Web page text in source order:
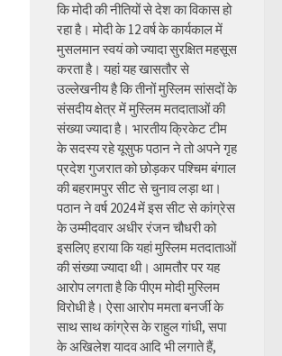
कि मोदी की नीतियों से देश का विकास हो
रहा है। मोदी के 12 वर्ष के कार्यकाल में
मुसलमान स्वयं को ज्यादा सुरक्षित महसूस
करता है। यहां यह खासतौर से
उल्लेखनीय है कि तीनों मुस्लिम सांसदों के
संसदीय क्षेत्र में मुस्लिम मतदाताओं की
संख्या ज्यादा है। भारतीय क्रिकेट टीम
के सदस्य रहे यूसुफ पठान ने तो अपने गृह
प्रदेश गुजरात को छोड़कर पश्चिम बंगाल
की बहरामपुर सीट से चुनाव लड़ा था।
पठान ने वर्ष 2024 में इस सीट से कांग्रेस
के उम्मीदवार अधीर रंजन चौधरी को
इसलिए हराया कि यहां मुस्लिम मतदाताओं
की संख्या ज्यादा थी। आमतौर पर यह
आरोप लगता है कि पीएम मोदी मुस्लिम
विरोधी है। ऐसा आरोप ममता बनर्जी के
साथ साथ कांग्रेस के राहुल गांधी, सपा
के अखिलेश यादव आदि भी लगाते हैं,